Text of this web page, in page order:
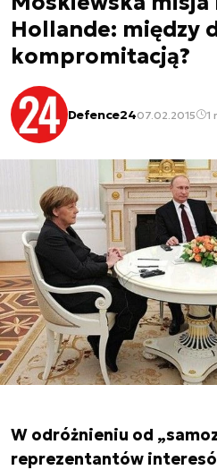
Hollande: między
kompromitacją?
Defence2407.02.2015 1
W odróżnieniu od
reprezentantów